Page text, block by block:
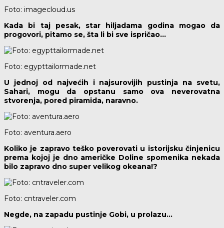
Foto: imagecloud.us
Kada bi taj pesak, star hiljadama godina mogao da
progovori, pitamo se, šta li bi sve ispričao…
Foto: egypttailormade.net
U jednoj od najvećih i najsurovijih pustinja na svetu,
Sahari, mogu da opstanu samo ova neverovatna
stvorenja, pored piramida, naravno.
Foto: aventura.aero
Koliko je zapravo teško poverovati u istorijsku činjenicu
prema kojoj je dno američke Doline spomenika nekada
bilo zapravo dno super velikog okeana!?
Foto: cntraveler.com
Negde, na zapadu pustinje Gobi, u prolazu…